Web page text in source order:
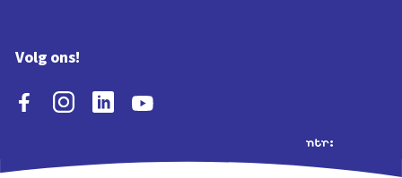
Volg ons!